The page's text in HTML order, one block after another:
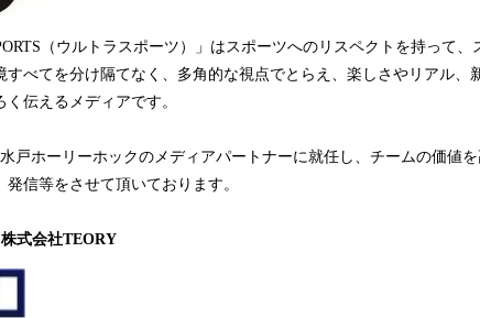
（ウルトラスポーツ）」はスポーツへのリスペクトを持って
すべてを分け隔てなく、多角的な視点でとらえ、楽しさやリアル、
く伝えるメディアです。
戸ホーリーホックのメディアパートナーに就任し、チームの価値
発信等をさせて頂いております。
式会社TEORY